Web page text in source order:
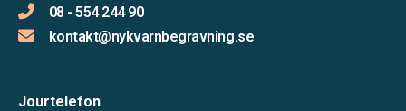
08 - 554 244 90
kontakt@nykvarnbegravning.se
Jourtelefon